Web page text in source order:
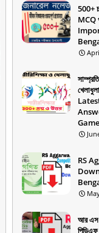
500+
MCQ
RS
আর এস